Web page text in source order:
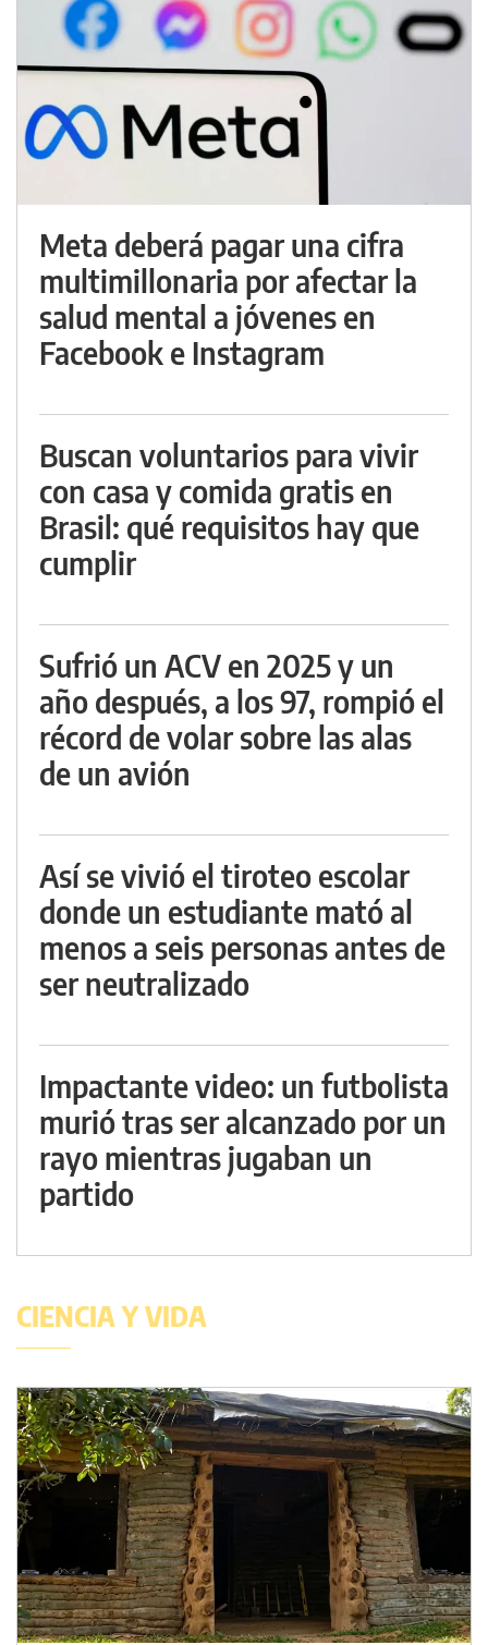
Meta deberá pagar una cifra
multimillonaria por afectar la
salud mental a jóvenes en
Facebook e Instagram
Buscan voluntarios para vivir
con casa y comida gratis en
Brasil: qué requisitos hay que
cumplir
Sufrió un ACV en 2025 y un
año después, a los 97, rompió el
récord de volar sobre las alas
de un avión
Así se vivió el tiroteo escolar
donde un estudiante mató al
menos a seis personas antes de
ser neutralizado
Impactante video: un futbolista
murió tras ser alcanzado por un
rayo mientras jugaban un
partido
CIENCIA Y VIDA